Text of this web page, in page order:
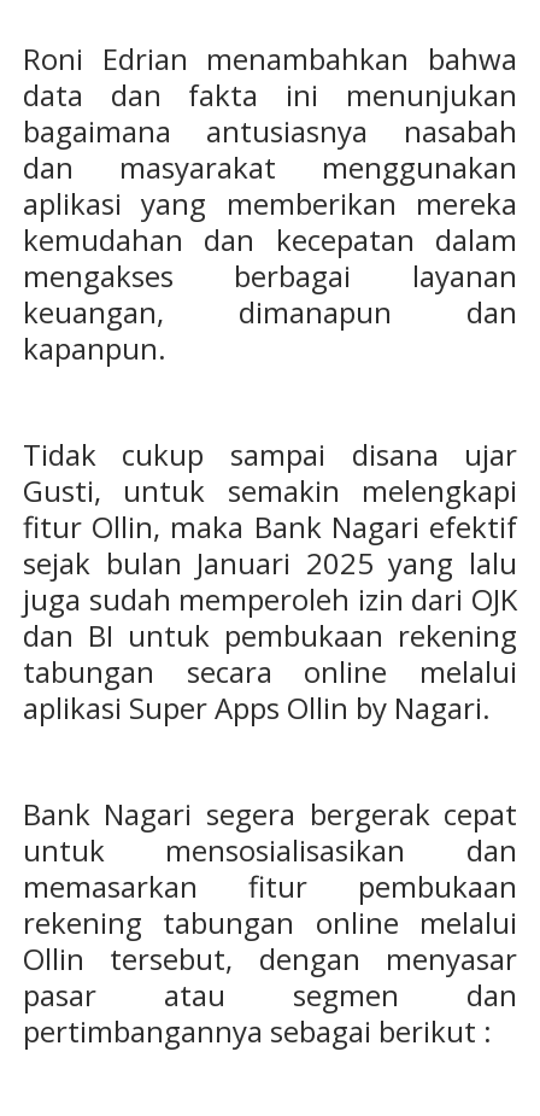
Roni Edrian menambahkan bahwa
data dan fakta ini menunjukan
bagaimana antusiasnya nasabah
dan masyarakat menggunakan
aplikasi yang memberikan mereka
kemudahan dan kecepatan dalam
mengakses berbagai layanan
keuangan, dimanapun dan
kapanpun.
Tidak cukup sampai disana ujar
Gusti, untuk semakin melengkapi
fitur Ollin, maka Bank Nagari efektif
sejak bulan Januari 2025 yang lalu
juga sudah memperoleh izin dari OJK
dan BI untuk pembukaan rekening
tabungan secara online melalui
aplikasi Super Apps Ollin by Nagari.
Bank Nagari segera bergerak cepat
untuk mensosialisasikan dan
memasarkan fitur pembukaan
rekening tabungan online melalui
Ollin tersebut, dengan menyasar
pasar atau segmen dan
pertimbangannya sebagai berikut :